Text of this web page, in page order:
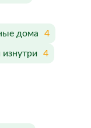
дома 4
4